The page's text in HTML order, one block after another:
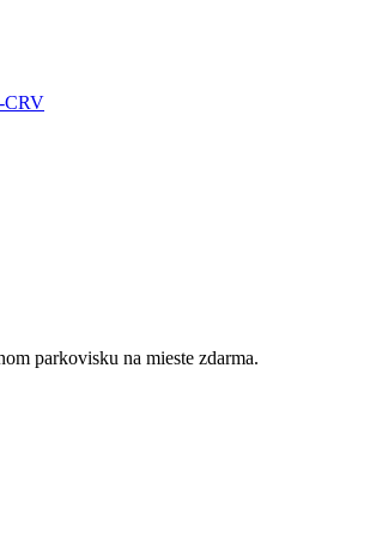
parkovisku na mieste zdarma.